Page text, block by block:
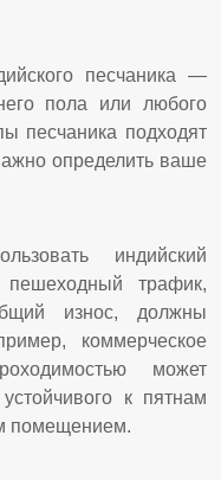
песчаника —
пола или любого
песчаника подходят
определить ваше
индийский
пешеходный трафик,
износ, должны
коммерческое
может
к пятнам
помещением.